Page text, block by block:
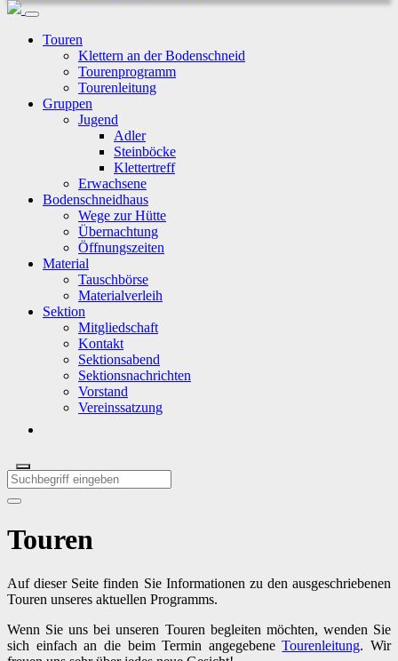
Touren
Klettern an der Bodenschneid
Tourenprogramm
Tourenleitung
Gruppen
Jugend
Adler
Steinböcke
Klettertreff
Erwachsene
Bodenschneidhaus
Wege zur Hütte
Übernachtung
Öffnungszeiten
Material
Tauschbörse
Materialverleih
Sektion
Mitgliedschaft
Kontakt
Sektionsabend
Sektionsnachrichten
Vorstand
Vereinssatzung
Touren
Auf dieser Seite finden Sie Informationen zu den ausgeschriebenen
Touren unseres aktuellen Programms.
Wenn Sie uns bei unseren Touren begleiten möchten, wenden Sie
sich einfach an die beim Termin angegebeneTourenleitung. Wir